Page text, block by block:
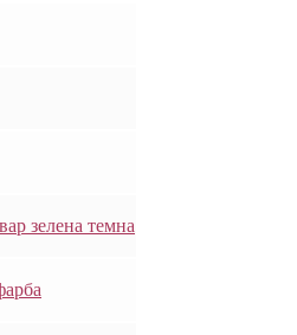
зелена темна